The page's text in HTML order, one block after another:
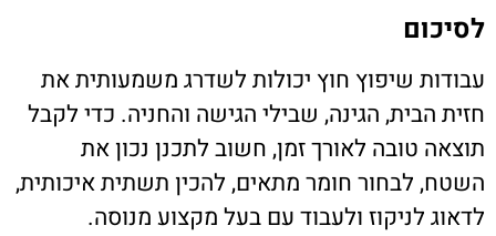
לסיכום
עבודות שיפוץ חוץ יכולות לשדרג משמעותית את
חזית הבית, הגינה, שבילי הגישה והחניה. כדי לקבל
תוצאה טובה לאורך זמן, חשוב לתכנן נכון את
השטח, לבחור חומר מתאים, להכין תשתית איכותית,
לדאוג לניקוז ולעבוד עם בעל מקצוע מנוסה.